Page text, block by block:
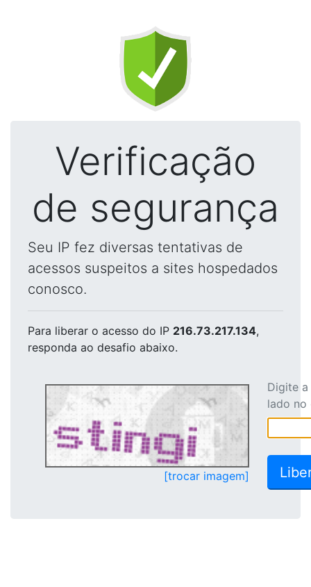
Verificação
de segurança
Seu IP fez diversas tentativas de
acessos suspeitos a sites hospedados
conosco.
Para liberar o acesso do IP 216.73.217.134,
responda ao desafio abaixo.
[trocar imagem]
Digite
lado no